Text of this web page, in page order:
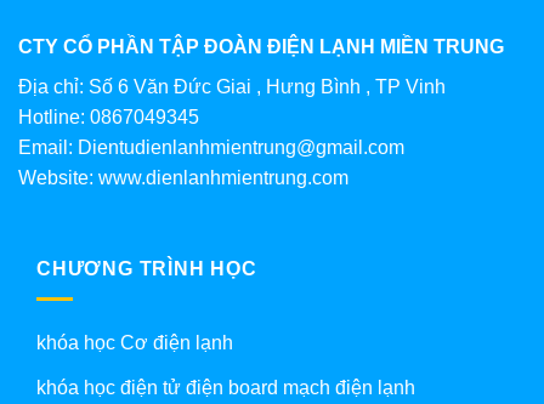
CTY CỔ PHẦN TẬP ĐOÀN ĐIỆN LẠNH MIỀN TRUNG
Địa chỉ: Số 6 Văn Đức Giai , Hưng Bình , TP Vinh
Hotline: 0867049345
Email: Dientudienlanhmientrung@gmail.com
Website: www.dienlanhmientrung.com
CHƯƠNG TRÌNH HỌC
khóa học Cơ điện lạnh
khóa học điện tử điện board mạch điện lạnh